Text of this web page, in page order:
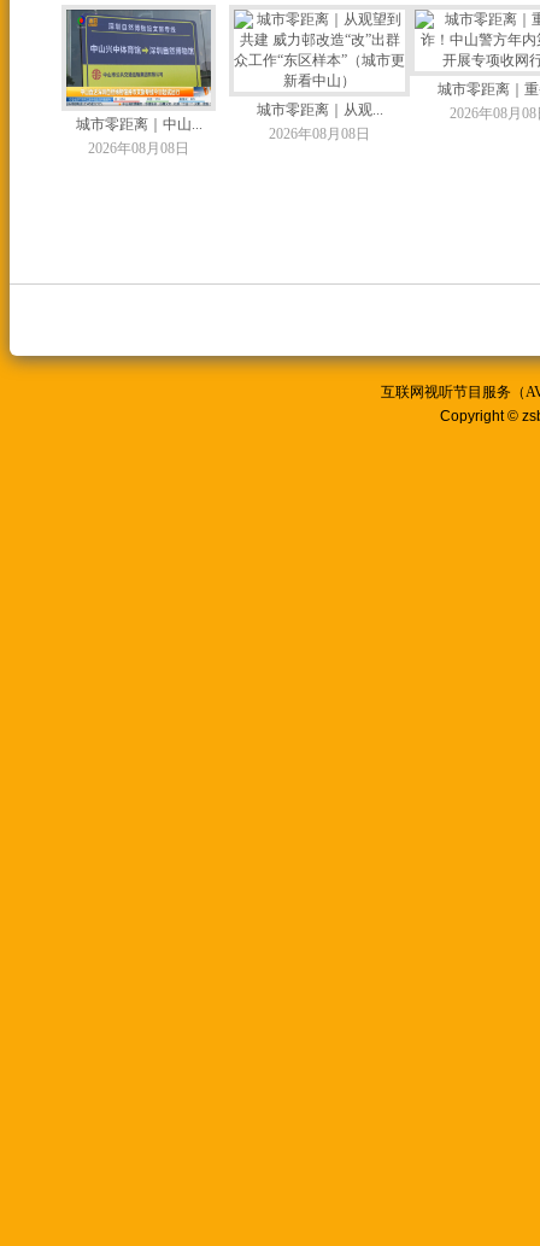
城市零距离｜中山...
2026年08月08日
城市零距离｜从观...
2026年08月08日
城市零距离｜
2026年08月08
互联网视听节目服务（
Copyright ©